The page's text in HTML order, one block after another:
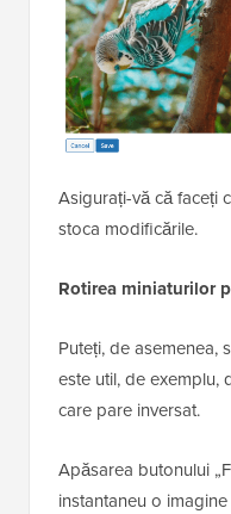
Asigurați-vă că faceți
stoca modificările.
Rotirea miniaturilor
Puteți, de asemenea,
este util, de exemplu,
care pare inversat.
Apăsarea butonului
instantaneu o